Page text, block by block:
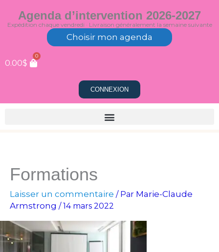
au
Agenda d’intervention 2026-2027
Expédition chaque vendredi · Livraison généralement la semaine suivante
Choisir mon agenda
0.00$
0
CONNEXION
Formations
Laisser un commentaire / Par Marie-Claude
Armstrong /14 mars 2022